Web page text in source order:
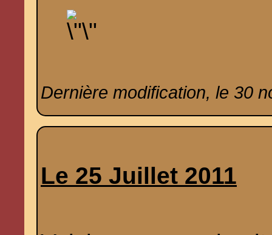
Dernière modification, le 30
Le 25 Juillet 2011